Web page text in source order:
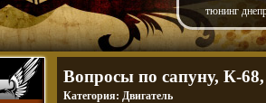
тюнинг
Вопросы по сапуну, К-
Категория: Двигатель